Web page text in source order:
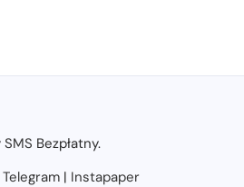
Bezpłatny.
Telegram | Instapaper